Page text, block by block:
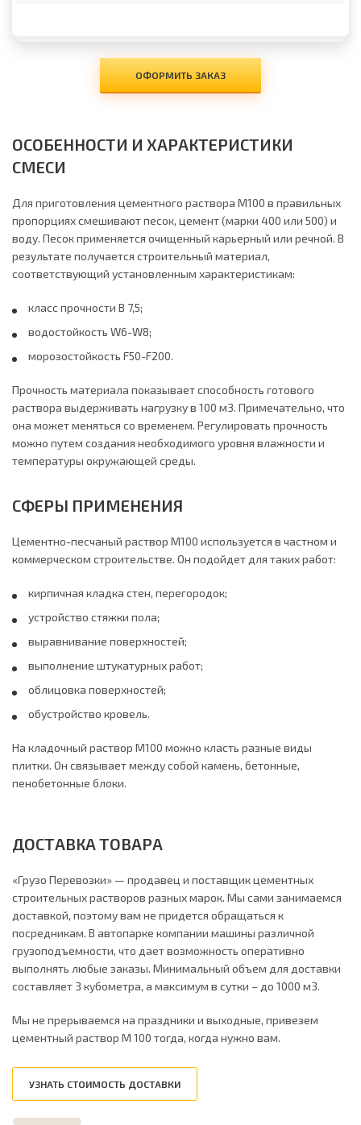
ОФОРМИТЬ ЗАКАЗ
ОСОБЕННОСТИ И ХАРАКТЕРИСТИКИ
СМЕСИ
Для приготовления цементного раствора М100 в правильных
пропорциях смешивают песок, цемент (марки 400 или 500) и
воду. Песок применяется очищенный карьерный или речной. В
результате получается строительный материал,
соответствующий установленным характеристикам:
класс прочности В 7,5;
водостойкость W6-W8;
морозостойкость F50-F200.
Прочность материала показывает способность готового
раствора выдерживать нагрузку в 100 м3. Примечательно, что
она может меняться со временем. Регулировать прочность
можно путем создания необходимого уровня влажности и
температуры окружающей среды.
СФЕРЫ ПРИМЕНЕНИЯ
Цементно-песчаный раствор М100 используется в частном и
коммерческом строительстве. Он подойдет для таких работ:
кирпичная кладка стен, перегородок;
устройство стяжки пола;
выравнивание поверхностей;
выполнение штукатурных работ;
облицовка поверхностей;
обустройство кровель.
На кладочный раствор М100 можно класть разные виды
плитки. Он связывает между собой камень, бетонные,
пенобетонные блоки.
ДОСТАВКА ТОВАРА
«Грузо Перевозки» — продавец и поставщик цементных
строительных растворов разных марок. Мы сами занимаемся
доставкой, поэтому вам не придется обращаться к
посредникам. В автопарке компании машины различной
грузоподъемности, что дает возможность оперативно
выполнять любые заказы. Минимальный объем для доставки
составляет 3 кубометра, а максимум в сутки – до 1000 м3.
Мы не прерываемся на праздники и выходные, привезем
цементный раствор М 100 тогда, когда нужно вам.
УЗНАТЬ СТОИМОСТЬ ДОСТАВКИ